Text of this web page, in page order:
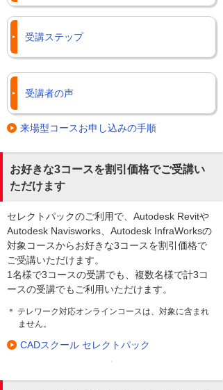
受講ステップ
受講者の声
来場型コースお申し込みの手順
お好きな3コースを割引価格でご受講い
ただけます
セレクトパックのご利用で、Autodesk Revitや
Autodesk Navisworks、Autodesk InfraWorksの
対象コースからお好きな3コースを割引価格で
ご受講いただけます。
1名様で3コースの受講でも、複数名様で計3コ
ースの受講でもご利用いただけます。
＊ テレワーク対応オンラインコースは、対象に含まれ
ません。
CADスクール セレクトパック